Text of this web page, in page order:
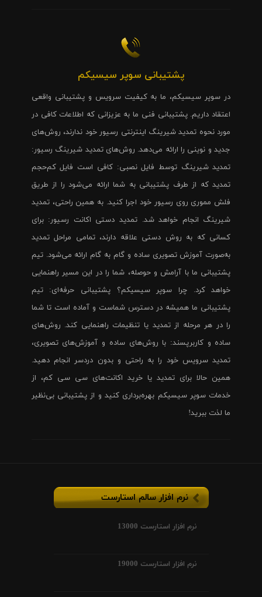
پشتیبانی سوپر سیسیکم
در سوپر سیسیکم، ما به کیفیت سرویس و پشتیبانی واقعی
اعتقاد داریم. پشتیبانی فنی ما به عزیزانی که اطلاعات کافی در
مورد نحوه تمدید شیرینگ اینترنتی رسیور خود ندارند، روش‌های
جدید و نوینی را ارائه می‌دهد. روش‌های تمدید شیرینگ رسیور:
تمدید شیرینگ توسط فایل نصبی: کافی است فایل کم‌حجم
تمدید که از طرف پشتیبانی به شما ارائه می‌شود را از طریق
فلش مموری روی رسیور خود اجرا کنید. به همین راحتی، تمدید
شیرینگ انجام خواهد شد. تمدید دستی اکانت رسیور: برای
کسانی که به روش دستی علاقه دارند، تمامی مراحل تمدید
به‌صورت آموزش تصویری ساده و گام به گام ارائه می‌شود. تیم
پشتیبانی ما با آرامش و حوصله، شما را در این مسیر راهنمایی
خواهد کرد. چرا سوپر سیسیکم؟ پشتیبانی حرفه‌ای: تیم
پشتیبانی ما همیشه در دسترس شماست و آماده است تا شما
را در هر مرحله از تمدید یا تنظیمات راهنمایی کند. روش‌های
ساده و کاربرپسند: با روش‌های ساده و آموزش‌های تصویری،
تمدید سرویس خود را به راحتی و بدون دردسر انجام دهید.
همین حالا برای تمدید یا خرید اکانت‌های سی سی کم، از
خدمات سوپر سیسیکم بهره‌برداری کنید و از پشتیبانی بی‌نظیر
ما لذت ببرید!
نرم افزار سالم استارست
نرم افزار استارست 13000
نرم افزار استارست 19000